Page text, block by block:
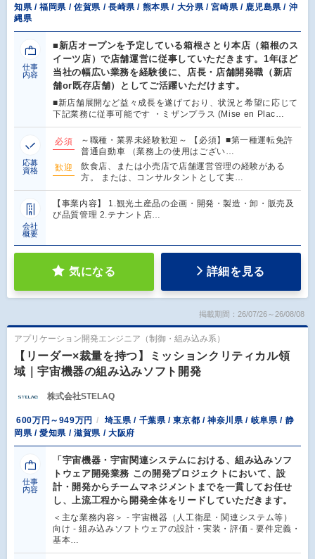
知県 / 福岡県 / 佐賀県 / 長崎県 / 熊本県 / 大分県 / 宮崎県 / 鹿児島県 / 沖
縄県
仕事
内容
■新店オープンを予定している箱根さとり本店（箱根のス
イーツ店）で店舗運営に従事していただきます。1年ほど
当社の幅広い業務を経験後に、店長・店舗開発職（新店
舗or既存店舗）としてご活躍いただけます。
■新店舗展開など益々成長を遂げており、状況と希望に応じて
下記業務に従事可能です ・ミザンプラス (Mise en Plac…
応募
資格
必須
～職種・業界未経験歓迎～ 【必須】■第一種運転免許
普通自動車 （業務上の使用はござい…
歓迎
飲食店、または小売店で店舗運営管理の経験がある
方。 または、コンサルタントとして実…
会社
概要
【事業内容】 1.観光土産品の企画・開発・製造・卸・販売及
び品質管理 2.テナント店…
気になる 詳細を見る
掲載期間：26/07/26～26/08/08
アプリケーション開発エンジニア（制御・組み込み系）
【リーダー×裁量を持つ】ミッションクリティカル領
域｜宇宙機器の組み込みソフト開発
株式会社STELAQ
600万円～949万円
埼玉県 / 千葉県 / 東京都 / 神奈川県 / 岐阜県 / 静
岡県 / 愛知県 / 滋賀県 / 大阪府
仕事
内容
「宇宙機器・宇宙関連システムにおける、組み込みソフ
トウェア開発業務 この開発プロジェクトにおいて、設
計・開発からチームマネジメントまでを一貫してお任せ
し、上流工程から開発全体をリードしていただきます。
＜主な業務内容＞ - 宇宙機器（人工衛星・関連システム等）
向け - 組み込みソフトウェアの設計・実装・評価 - 要件定義・
基本…